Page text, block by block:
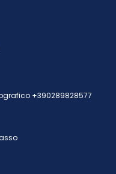
+390289828577